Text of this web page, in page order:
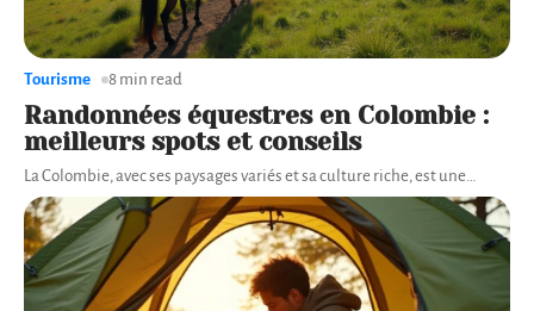
Randonnées équestres en Colombie :
meilleurs spots et conseils
La Colombie, avec ses paysages variés et sa culture riche, est une…
Tourisme 8 min read